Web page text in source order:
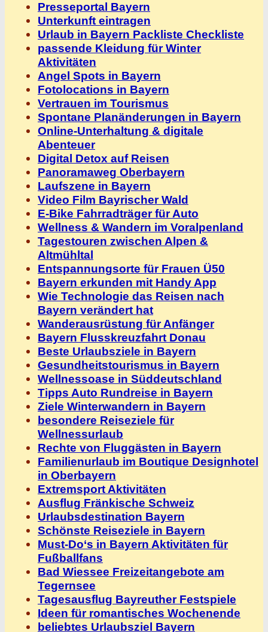
Presseportal Bayern
Unterkunft eintragen
Urlaub in Bayern Packliste Checkliste
passende Kleidung für Winter
Aktivitäten
Angel Spots in Bayern
Fotolocations in Bayern
Vertrauen im Tourismus
Spontane Planänderungen in Bayern
Online-Unterhaltung & digitale
Abenteuer
Digital Detox auf Reisen
Panoramaweg Oberbayern
Laufszene in Bayern
Video Film Bayrischer Wald
E-Bike Fahrradträger für Auto
Wellness & Wandern im Voralpenland
Tagestouren zwischen Alpen &
Altmühltal
Entspannungsorte für Frauen Ü50
Bayern erkunden mit Handy App
Wie Technologie das Reisen nach
Bayern verändert hat
Wanderausrüstung für Anfänger
Bayern Flusskreuzfahrt Donau
Beste Urlaubsziele in Bayern
Gesundheitstourismus in Bayern
Wellnessoase in Süddeutschland
Tipps Auto Rundreise in Bayern
Ziele Winterwandern in Bayern
besondere Reiseziele für
Wellnessurlaub
Rechte von Fluggästen in Bayern
Familienurlaub im Boutique Designhotel
in Oberbayern
Extremsport Aktivitäten
Ausflug Fränkische Schweiz
Urlaubsdestination Bayern
Schönste Reiseziele in Bayern
Must-Do‘s in Bayern Aktivitäten für
Fußballfans
Bad Wiessee Freizeitangebote am
Tegernsee
Tagesausflug Bayreuther Festspiele
Ideen für romantisches Wochenende
beliebtes Urlaubsziel Bayern